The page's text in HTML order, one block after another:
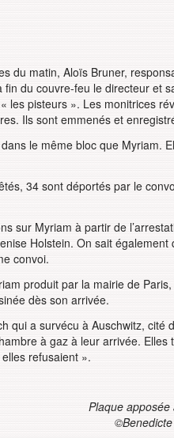
du matin, Aloïs Bruner,
fin du couvre-feu le directeur et
les pisteurs ». Les monitrices
Ils sont emmenés et
le même bloc que Myriam.
34 sont déportés par le
sur Myriam à partir de
Holstein. On sait
convoi.
produit par la mairie de
dès son arrivée.
qui a survécu à Auschwitz,
à gaz à leur arrivée.
refusaient ».
Plaque